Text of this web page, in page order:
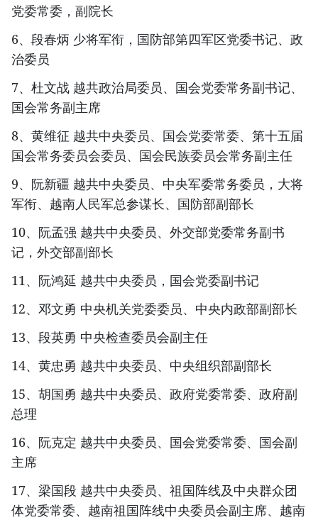
党委常委，副院长
6、段春炳 少将军衔，国防部第四军区党委书记、政
治委员
7、杜文战 越共政治局委员、国会党委常务副书记、
国会常务副主席
8、黄维征 越共中央委员、国会党委常委、第十五届
国会常务委员会委员、国会民族委员会常务副主任
9、阮新疆 越共中央委员、中央军委常务委员，大将
军衔、越南人民军总参谋长、国防部副部长
10、阮孟强 越共中央委员、外交部党委常务副书
记，外交部副部长
11、阮鸿延 越共中央委员，国会党委副书记
12、邓文勇 中央机关党委委员、中央内政部副部长
13、段英勇 中央检查委员会副主任
14、黄忠勇 越共中央委员、中央组织部副部长
15、胡国勇 越共中央委员、政府党委常委、政府副
总理
16、阮克定 越共中央委员、国会党委常委、国会副
主席
17、梁国段 越共中央委员、祖国阵线及中央群众团
体党委常委、越南祖国阵线中央委员会副主席、越南